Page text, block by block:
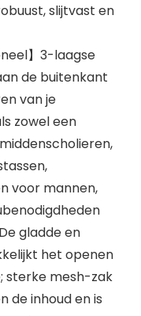
slijtvast en
】3-laagse
de buitenkant
van je
zowel een
voor mannen,
gladde en
het openen
sterke mesh-zak
de inhoud en is